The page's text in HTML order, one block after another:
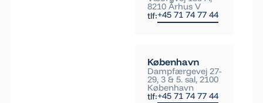
8210 Århus V
tlf:+45 71 74 77 44
København
Dampfærgevej 27-
29, 3 & 5. sal, 2100
København
tlf:+45 71 74 77 44